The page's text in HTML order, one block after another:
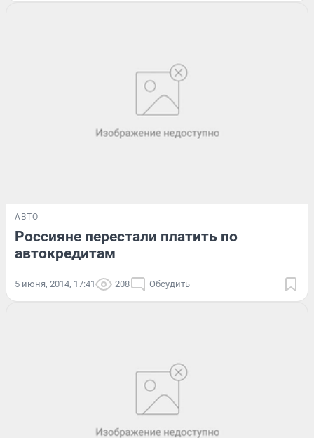
АВТО
Россияне перестали платить по
автокредитам
5 июня, 2014, 17:41 208 Обсудить